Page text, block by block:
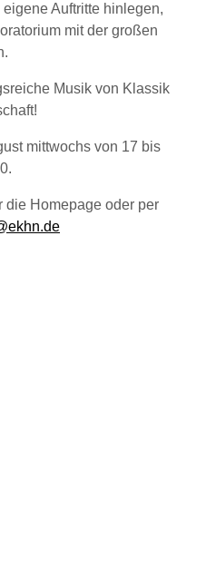
Auftritte hinlegen,
mit der großen
Musik von Klassik
mittwochs von 17 bis
die Homepage oder per